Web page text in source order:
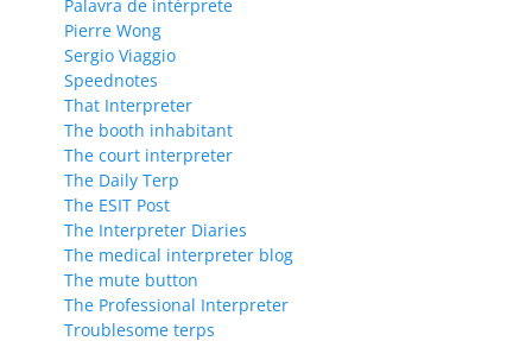
Palavra de intérprete
Pierre Wong
Sergio Viaggio
Speednotes
That Interpreter
The booth inhabitant
The court interpreter
The Daily Terp
The ESIT Post
The Interpreter Diaries
The medical interpreter blog
The mute button
The Professional Interpreter
Troublesome terps